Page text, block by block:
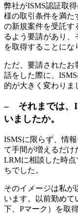
弊社がISMS認証取
様の取引条件を満た
の新規案件を受託す
るよう要請があり、
を取得することにな
ただ、要請されたお
話をした際に、
的が大きく変わりま
– それまでは、
いましたか。
ISMSに限らず、情
て手間が増えるだけ
LRMに相談した時
ちでした。
そのイメージは私が
います。以前勤めて
下、Pマーク）を取